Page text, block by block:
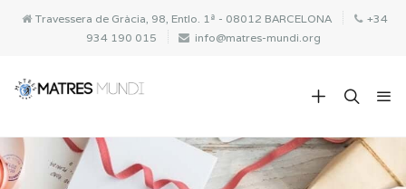
Travessera de Gràcia, 98, Entlo. 1ª - 08012 BARCELONA
+34
934 190 015
info@matres-mundi.org